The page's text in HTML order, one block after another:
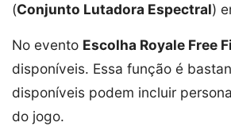
(Conjunto Lutadora Espectral)
No evento Escolha Royale Free
disponíveis. Essa função é
disponíveis podem incluir
do jogo.